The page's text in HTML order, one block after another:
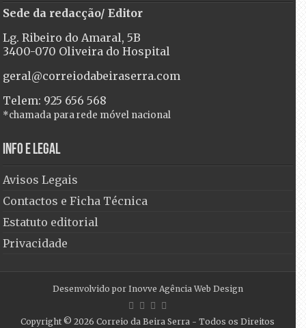
Sede da redacção/ Editor
Lg. Ribeiro do Amaral, 5B
3400-070 Oliveira do Hospital
geral@correiodabeiraserra.com
Telem: 925 656 568
*chamada para rede móvel nacional
Info e Legal
Avisos Legais
Contactos e Ficha Técnica
Estatuto editorial
Privacidade
Desenvolvido por Inovve Agência Web Design
Copyright © 2026Correio da Beira Serra - Todos os Direitos